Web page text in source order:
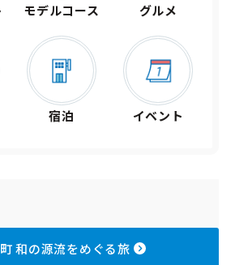
モデルコース グルメ
宿泊 イベント
和の源流をめぐる旅